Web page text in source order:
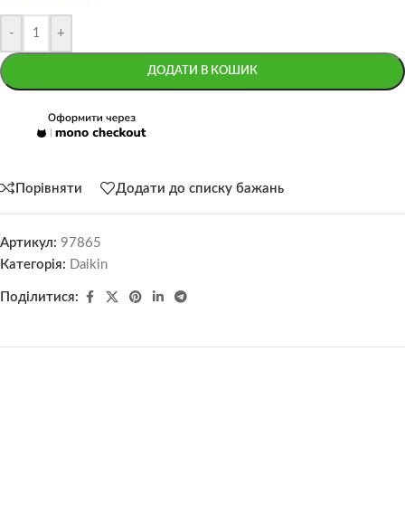
- +
ДОДАТИ В КОШИК
Порівняти Додати до списку бажань
Артикул: 97865
Категорія: Daikin
Поділитися: